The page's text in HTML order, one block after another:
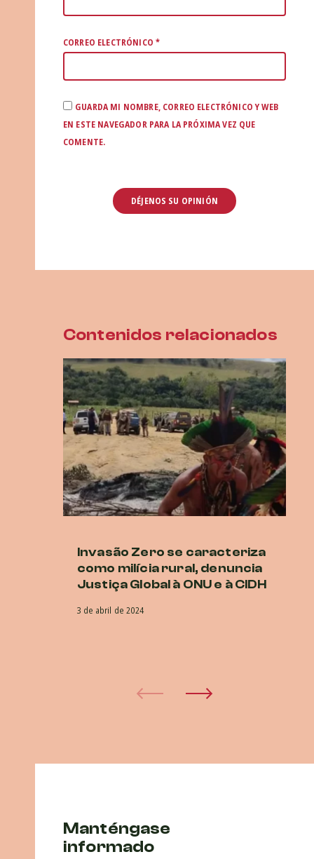
CORREO ELECTRÓNICO*
GUARDA MI NOMBRE, CORREO ELECTRÓNICO Y WEB
EN ESTE NAVEGADOR PARA LA PRÓXIMA VEZ QUE
COMENTE.
Contenidos relacionados
Invasão Zero se caracteriza
como milícia rural, denuncia
Justiça Global à ONU e à CIDH
3 de abril de 2024
Manténgase
informado